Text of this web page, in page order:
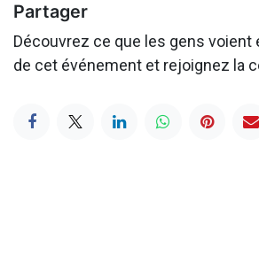
Partager
Découvrez ce que les gens voient
de cet événement et rejoignez la